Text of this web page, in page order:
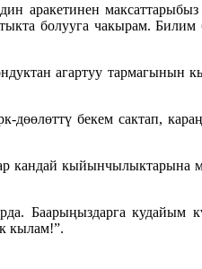
аракетинен
болууга чакырам.
агартуу тармагынын
дөөлөттү бекем сактап,
кандай
Баарыңыздарга
кылам!”.